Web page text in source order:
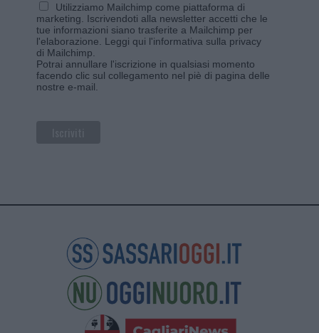
Utilizziamo Mailchimp come piattaforma di
marketing. Iscrivendoti alla newsletter accetti che le
tue informazioni siano trasferite a Mailchimp per
l'elaborazione. Leggi qui l'informativa sulla privacy
di Mailchimp
Potrai annullare l'iscrizione in qualsiasi momento
facendo clic sul collegamento nel piè di pagina delle
nostre e-mail.